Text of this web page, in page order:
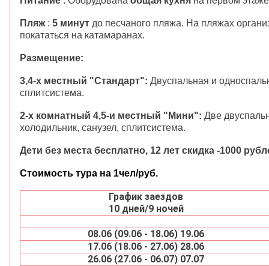
Пляж: 5 минут до песчаного пляжа. На пляжах
покататься на катамаранах.
Размещение:
3,4-х местный "Стандарт": Двуспальная и
сплитсистема.
2-х комнатный 4,5-и местный "Мини": Две
холодильник, санузел, сплитсистема.
Дети без места бесплатно, 12 лет скидка -1000
Стоимость тура на 1чел/руб.
График заездов
10 дней/9 ночей
08.06 (09.06 - 18.06) 19.06
17.06 (18.06 - 27.06) 28.06
26.06 (27.06 - 06.07) 07.07